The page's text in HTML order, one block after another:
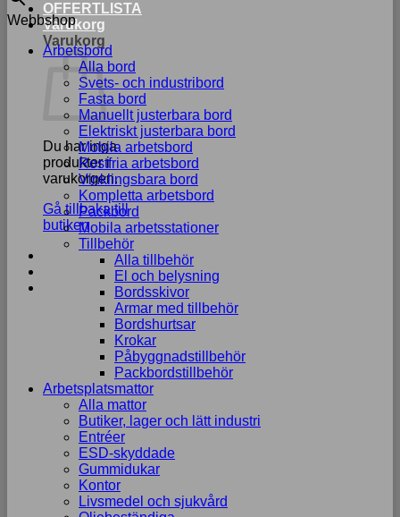
OFFERTLISTA
Varukorg
Varukorg
Du har inga
produkter i
varukorgen.
Gå tillbaka till
butiken
Webbshop
Arbetsbord
Alla bord
Svets- och industribord
Fasta bord
Manuellt justerbara bord
Elektriskt justerbara bord
Mobila arbetsbord
Rostfria arbetsbord
Vinklingsbara bord
Kompletta arbetsbord
Packbord
Mobila arbetsstationer
Tillbehör
Alla tillbehör
El och belysning
Bordsskivor
Armar med tillbehör
Bordshurtsar
Krokar
Påbyggnadstillbehör
Packbordstillbehör
Arbetsplatsmattor
Alla mattor
Butiker, lager och lätt industri
Entréer
ESD-skyddade
Gummidukar
Kontor
Livsmedel och sjukvård